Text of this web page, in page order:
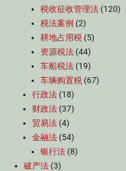
税收征收管理法 (120)
税法案例 (2)
耕地占用税 (5)
资源税法 (44)
车船税法 (19)
车辆购置税 (67)
行政法 (18)
财政法 (37)
贸易法 (4)
金融法 (54)
银行法 (8)
破产法 (3)